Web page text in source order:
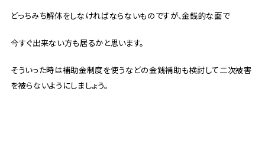
どっちみち解体をしなければならないものですが、金銭的な面で
今すぐ出来ない方も居るかと思います。
そういった時は補助金制度を使うなどの金銭補助も検討して二次被害
を被らないようにしましょう。